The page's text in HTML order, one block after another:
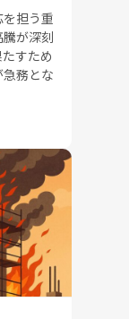
担う重
が深刻
すため
務とな